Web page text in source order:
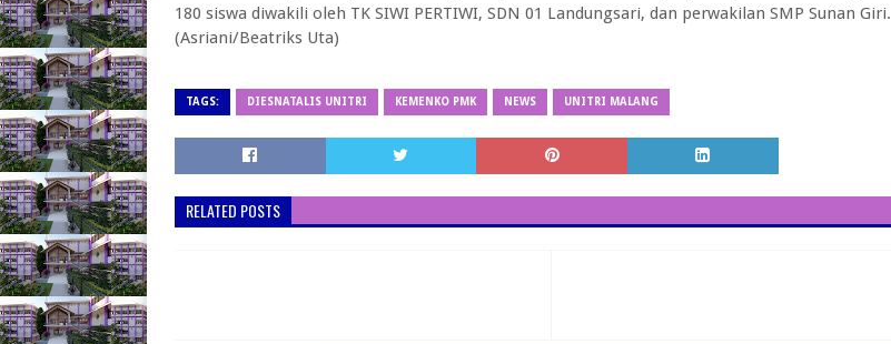
180 siswa diwakili oleh TK SIWI PERTIWI, SDN 01 Landungsari, dan perwakilan SMP Sunan Giri.
(Asriani/Beatriks Uta)
TAGS: DIESNATALIS UNITRI KEMENKO PMK NEWS UNITRI MALANG
RELATED POSTS